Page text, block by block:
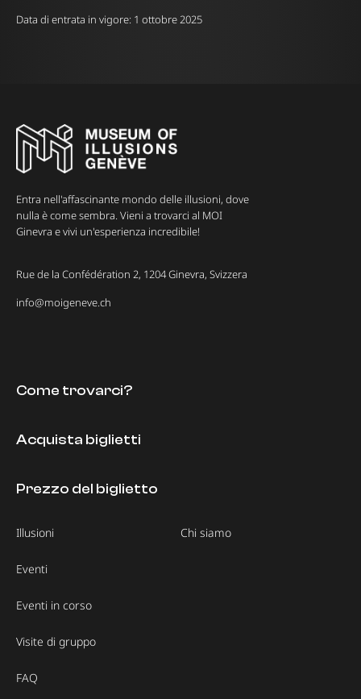
Data di entrata in vigore: 1 ottobre 2025
Entra nell'affascinante mondo delle illusioni, dove
nulla è come sembra. Vieni a trovarci al MOI
Ginevra e vivi un'esperienza incredibile!
Rue de la Confédération 2, 1204 Ginevra, Svizzera
info@moigeneve.ch
Come trovarci?
Acquista biglietti
Prezzo del biglietto
Illusioni
Eventi
Eventi in corso
Visite di gruppo
FAQ
Chi siamo